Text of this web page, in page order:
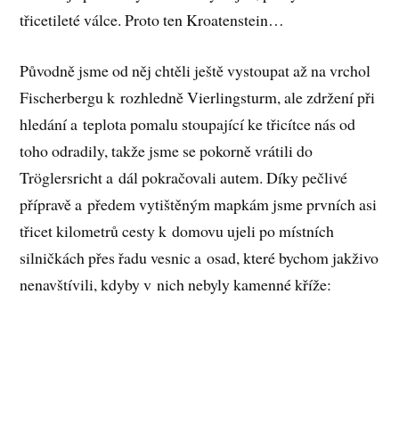
třicetileté válce. Proto ten Kroatenstein…
Původně jsme od něj chtěli ještě vystoupat až na vrchol
Fischerbergu k rozhledně Vierlingsturm, ale zdržení při
hledání a teplota pomalu stoupající ke třicítce nás od
toho odradily, takže jsme se pokorně vrátili do
Tröglersricht a dál pokračovali autem. Díky pečlivé
přípravě a předem vytištěným mapkám jsme prvních asi
třicet kilometrů cesty k domovu ujeli po místních
silničkách přes řadu vesnic a osad, které bychom jakživo
nenavštívili, kdyby v nich nebyly kamenné kříže: